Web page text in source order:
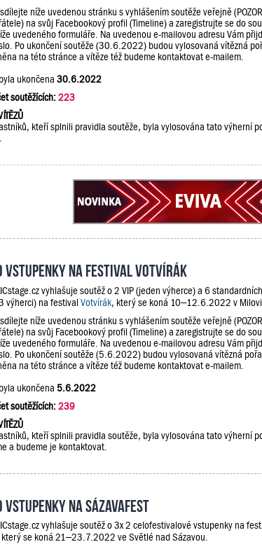
níže uvedenou stránku s vyhlášením soutěže veřejně
na svůj Facebookový profil (Timeline) a zaregistrujte se do
uvedeného formuláře. Na uvedenou e-mailovou adresu Vám
Po ukončení soutěže (30.6.2022) budou vylosovaná vítězná
na této stránce a vítěze též budeme kontaktovat e-mailem.
ukončena 30.6.2022
soutěžících:223
kteří splnili pravidla soutěže, byla vylosována tato výherní
vstupenky na festival Votvírák
vyhlašuje soutěž o 2 VIP (jeden výherce) a 6 standardních
výherci) na festivalVotvírák, který se koná 10–12.6.2022 v
níže uvedenou stránku s vyhlášením soutěže veřejně
na svůj Facebookový profil (Timeline) a zaregistrujte se do
uvedeného formuláře. Na uvedenou e-mailovou adresu Vám
Po ukončení soutěže (5.6.2022) budou vylosovaná vítězná
na této stránce a vítěze též budeme kontaktovat e-mailem.
ukončena 5.6.2022
soutěžících:239
kteří splnili pravidla soutěže, byla vylosována tato výherní
a budeme je kontaktovat.
vstupenky na Sázavafest
vyhlašuje soutěž o 3x 2 celofestivalové vstupenky na
který se koná 21–23.7.2022 ve Světlé nad Sázavou.